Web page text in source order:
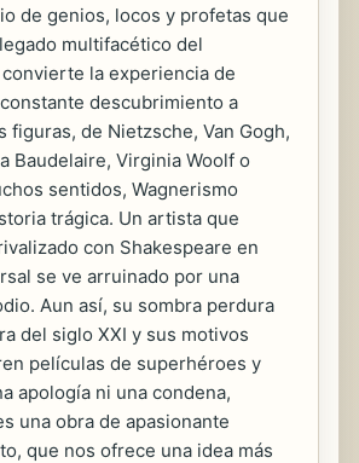
de genios, locos y profetas que
multifacético del
la experiencia de
descubrimiento a
figuras, de Nietzsche, Van Gogh,
Baudelaire, Virginia Woolf o
sentidos, Wagnerismo
trágica. Un artista que
con Shakespeare en
se ve arruinado por una
Aun así, su sombra perdura
del siglo XXI y sus motivos
películas de superhéroes y
apología ni una condena,
una obra de apasionante
que nos ofrece una idea más